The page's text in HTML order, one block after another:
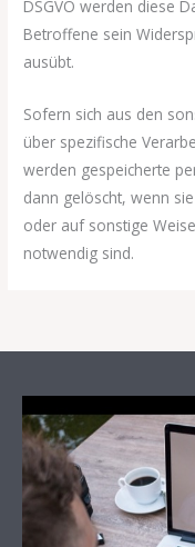
DSGVO werden diese
Betroffene sein
ausübt.
Sofern sich aus den
über spezifische
werden gespeicherte
dann gelöscht, wenn
oder auf sonstige
notwendig sind.